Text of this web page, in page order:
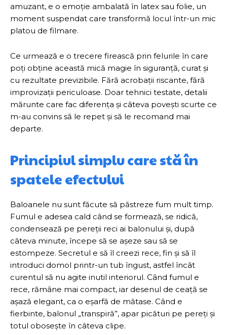
amuzant, e o emoție ambalată în latex sau folie, un
moment suspendat care transformă locul într-un mic
platou de filmare.
Ce urmează e o trecere firească prin felurile în care
poți obține această mică magie în siguranță, curat și
cu rezultate previzibile. Fără acrobații riscante, fără
improvizații periculoase. Doar tehnici testate, detalii
mărunte care fac diferența și câteva povești scurte ce
m-au convins să le repet și să le recomand mai
departe.
Principiul simplu care stă în
spatele efectului
Baloanele nu sunt făcute să păstreze fum mult timp.
Fumul e adesea cald când se formează, se ridică,
condensează pe pereții reci ai balonului și, după
câteva minute, începe să se așeze sau să se
estompeze. Secretul e să îl creezi rece, fin și să îl
introduci domol printr-un tub îngust, astfel încât
curentul să nu agite inutil interiorul. Când fumul e
rece, rămâne mai compact, iar desenul de ceață se
așază elegant, ca o eșarfă de mătase. Când e
fierbinte, balonul „transpiră”, apar picături pe pereți și
totul obosește în câteva clipe.